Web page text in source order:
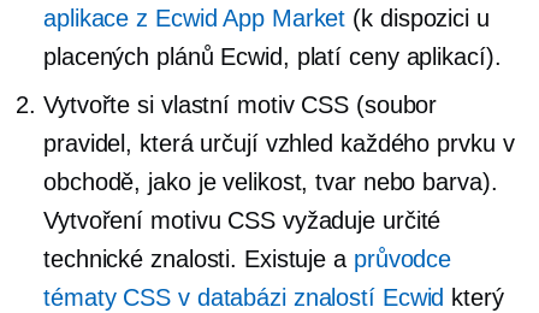
aplikace z Ecwid App Market (k dispozici u
placených plánů Ecwid, platí ceny aplikací).
Vytvořte si vlastní motiv CSS (soubor
pravidel, která určují vzhled každého prvku v
obchodě, jako je velikost, tvar nebo barva).
Vytvoření motivu CSS vyžaduje určité
technické znalosti. Existuje a průvodce
tématy CSS v databázi znalostí Ecwid který